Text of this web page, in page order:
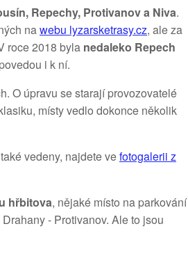
Repechy, Protivanov a Niva.
nawebu lyzarsketrasy.cz, ale za
roce 2018 byla nedaleko Repech
i k ní.
O úpravu se starají provozovatelé
místy vedlo dokonce několik
vedeny, najdete vefotogalerii z
hřbitova, nějaké místo na parkování
- Protivanov. Ale to jsou